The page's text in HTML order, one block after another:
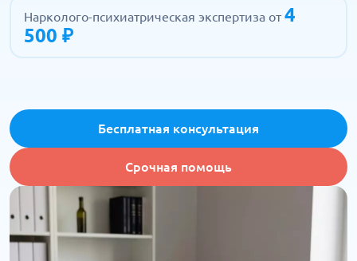
Нарколого-психиатрическая экспертиза от4
500 ₽
Бесплатная консультация
Срочная помощь